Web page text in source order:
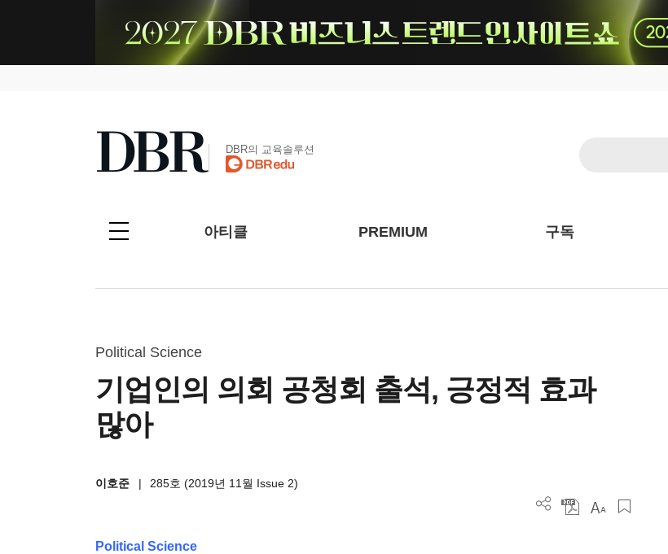
DBR의 교육솔루션
아티클 PREMIUM 구독
Political Science
기업인의 의회 공청회 출석, 긍정적 효과
많아
이호준 | 285호 (2019년 11월 Issue 2)
Political Science